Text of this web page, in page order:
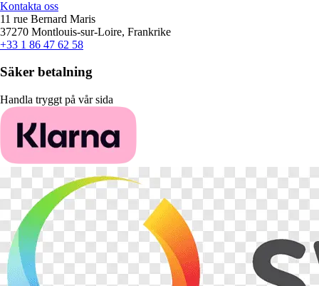
Kontakta oss
11 rue Bernard Maris
37270 Montlouis-sur-Loire, Frankrike
+33 1 86 47 62 58
Säker betalning
Handla tryggt på vår sida